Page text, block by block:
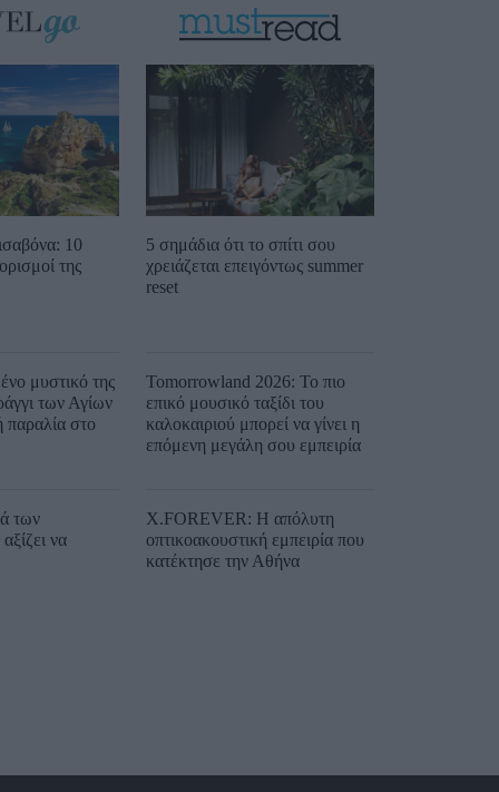
10
της
μυστικό της
των Αγίων
παραλία στο
των
να
5 σημάδια ότι το σπίτι σου
χρειάζεται επειγόντως summer
reset
Tomorrowland 2026: Το πιο
επικό μουσικό ταξίδι του
καλοκαιριού μπορεί να γίνει η
επόμενη μεγάλη σου εμπειρία
X.FOREVER: Η απόλυτη
οπτικοακουστική εμπειρία που
κατέκτησε την Αθήνα